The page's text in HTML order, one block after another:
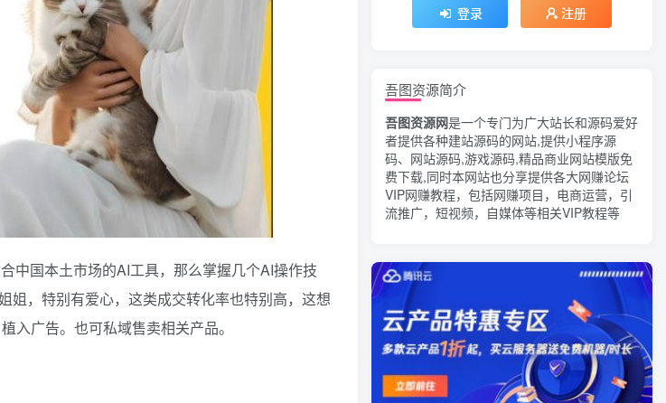
中国本土市场的AI工具，那么掌握几个AI操作技
姐，特别有爱心，这类成交转化率也特别高，这想
入广告。也可私域售卖相关产品。
登录 注册
吾图资源简介
吾图资源网是一个专门为广大站长和源码爱好
者提供各种建站源码的网站,提供小程序源
码、网站源码,游戏源码,精品商业网站模版免
费下载,同时本网站也分享提供各大网赚论坛
VIP网赚教程，包括网赚项目，电商运营，引
流推广，短视频，自媒体等相关VIP教程等